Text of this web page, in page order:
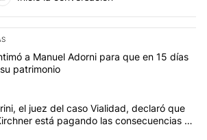
los artículos con más comentarios en los
con el título "El fiscal intimó a Manuel
a Manuel Adorni para que en 15 días
patrimonio
con el título "Jorge Gorini, el juez del
el juez del caso Vialidad, declaró que
está pagando las consecuencias de
delito comprobado"